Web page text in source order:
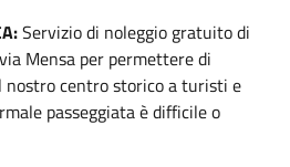
Servizio di noleggio gratuito di
Mensa per permettere di
nostro centro storico a turisti e
passeggiata è difficile o